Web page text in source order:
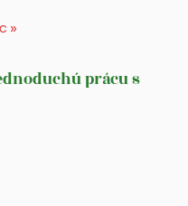
»
prácu s